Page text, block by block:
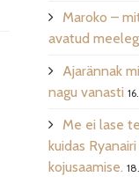
Maroko –
avatud
Ajarännak
nagu vanasti
Me ei lase
kuidas
kojusaamise.